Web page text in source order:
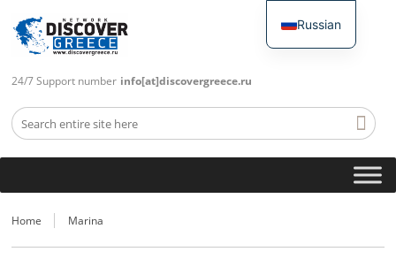
24/7 Support number info[at]discovergreece.ru
Home Marina
Russian
English